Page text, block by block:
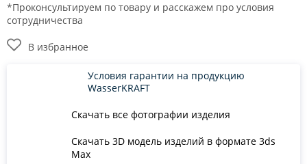
*Проконсультируем по товару и расскажем про условия
сотрудничества
В избранное
Скачать все фотографии изделия
Скачать 3D модель изделий в формате 3ds
Max
Условия гарантии на продукцию
WasserKRAFT